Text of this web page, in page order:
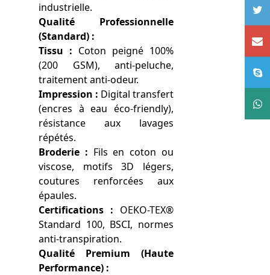
industrielle.
Qualité Professionnelle
(Standard) :
Tissu : Coton peigné 100%
(200 GSM), anti-peluche,
traitement anti-odeur.
Impression : Digital transfert
(encres à eau éco-friendly),
résistance aux lavages
répétés.
Broderie : Fils en coton ou
viscose, motifs 3D légers,
coutures renforcées aux
épaules.
Certifications : OEKO-TEX®
Standard 100, BSCI, normes
anti-transpiration.
Qualité Premium (Haute
Performance) :